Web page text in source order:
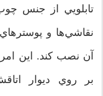
تابلويي از جنس
نقاشي‌ها و
آن نصب كند. اين
بر روي ديوار